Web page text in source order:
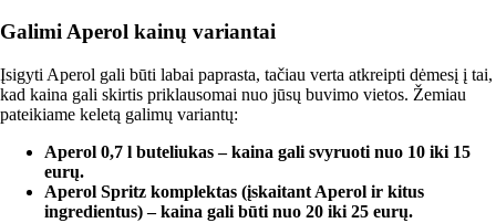
Galimi Aperol kainų variantai
Įsigyti Aperol gali būti labai paprasta, tačiau verta atkreipti dėmesį į tai,
kad kaina gali skirtis priklausomai nuo jūsų buvimo vietos. Žemiau
pateikiame keletą galimų variantų:
Aperol 0,7 l buteliukas – kaina gali svyruoti nuo 10 iki 15
eurų.
Aperol Spritz komplektas (įskaitant Aperol ir kitus
ingredientus) – kaina gali būti nuo 20 iki 25 eurų.